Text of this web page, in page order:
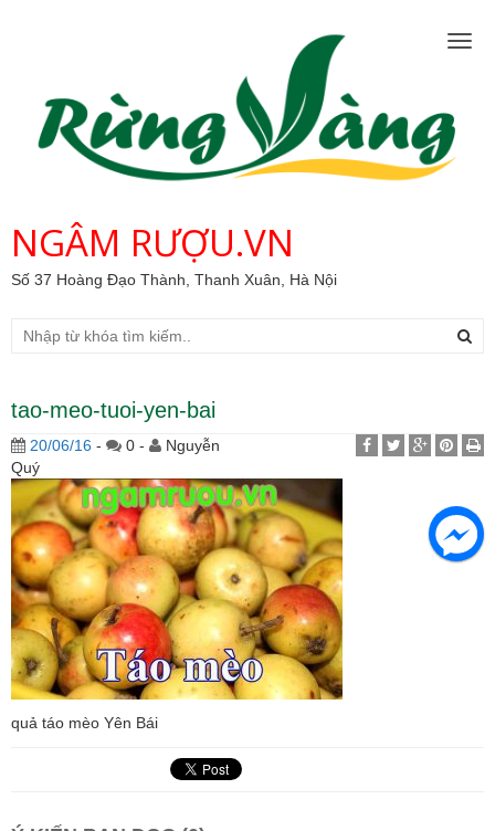
NGÂM RƯỢU.VN
Số 37 Hoàng Đạo Thành, Thanh Xuân, Hà Nội
tao-meo-tuoi-yen-bai
20/06/16 - 0 -
Nguyễn
Quý
quả táo mèo Yên Bái